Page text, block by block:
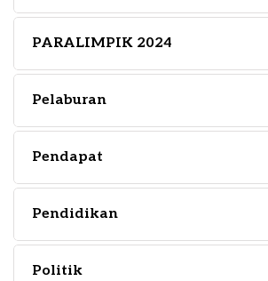
PARALIMPIK 2024
Pelaburan
Pendapat
Pendidikan
Politik